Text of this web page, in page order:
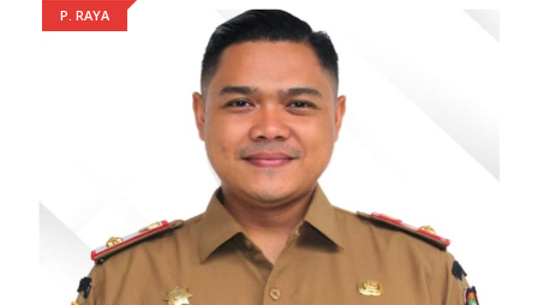
P. RAYA